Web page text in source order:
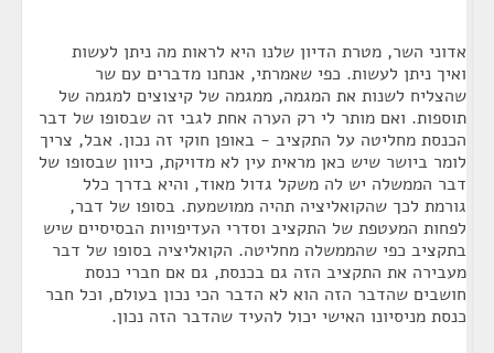
אדוני השר, מטרת הדיון שלנו היא לראות מה ניתן לעשות
ואיך ניתן לעשות. כפי שאמרתי, אנחנו מדברים עם שר
שהצליח לשנות את המגמה, ממגמה של קיצוצים למגמה של
תוספות. ואם מותר לי רק הערה אחת לגבי זה שבסופו של דבר
הכנסת מחליטה על התקציב - באופן חוקי זה נכון. אבל, צריך
לומר ביושר שיש כאן מראית עין לא מדויקת, כיוון שבסופו של
דבר הממשלה יש לה משקל גדול מאוד, והיא בדרך כלל
גורמת לכך שהקואליציה תהיה ממושמעת. בסופו של דבר,
לפחות המעטפת של התקציב וסדרי העדיפויות הבסיסיים שיש
בתקציב כפי שהממשלה מחליטה. הקואליציה בסופו של דבר
מעבירה את התקציב הזה גם בכנסת, גם אם חברי כנסת
חושבים שהדבר הזה הוא לא הדבר הכי נכון בעולם, וכל חבר
כנסת מניסיונו האישי יכול להעיד שהדבר הזה נכון.